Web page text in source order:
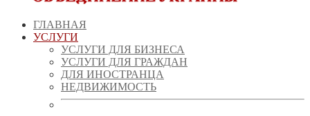
ГЛАВНАЯ
УСЛУГИ
УСЛУГИ ДЛЯ БИЗНЕСА
УСЛУГИ ДЛЯ ГРАЖДАН
ДЛЯ ИНОСТРАНЦА
НЕДВИЖИМОСТЬ